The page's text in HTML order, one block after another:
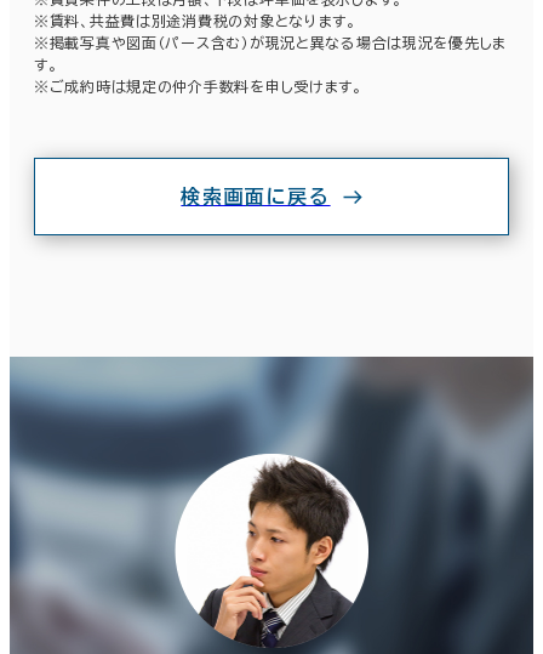
※賃料、共益費は別途消費税の対象となります。
※掲載写真や図面（パース含む）が現況と異なる場合は現況を優先しま
す。
※ご成約時は規定の仲介手数料を申し受けます。
検索画面に戻る
1フロア面積100坪以上
該当数
3室(3棟)